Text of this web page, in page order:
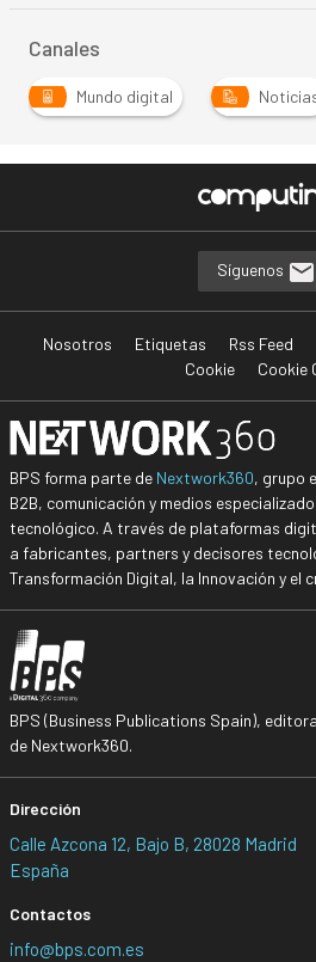
Canales
Mundo digital
Síguenos
Nosotros Etiquetas Rss Feed
Cookie
Cookie
BPS forma parte de Nextwork360, grupo
B2B, comunicación y medios
tecnológico. A través de plataformas
a fabricantes, partners y decisores
Transformación Digital, la Innovación y el
BPS (Business Publications Spain),
de Nextwork360.
Dirección
Calle Azcona 12, Bajo B, 28028 Madrid
España
Contactos
info@bps.com.es